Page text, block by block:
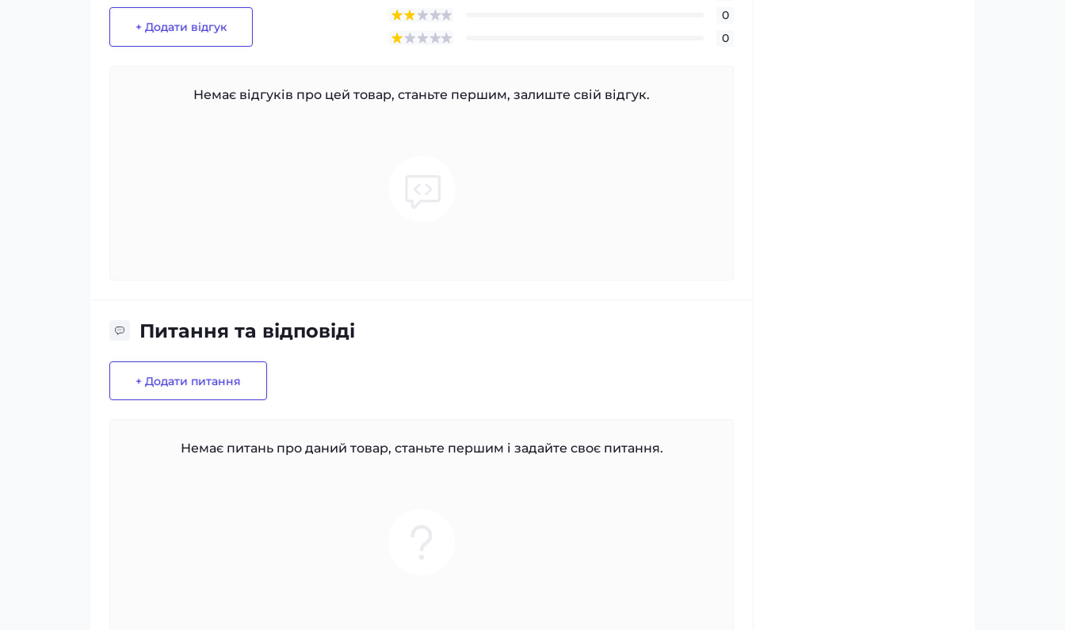
+ Додати відгук
0
0
Немає відгуків про цей товар, станьте першим, залиште свій відгук.
Питання та відповіді
+ Додати питання
Немає питань про даний товар, станьте першим і задайте своє питання.